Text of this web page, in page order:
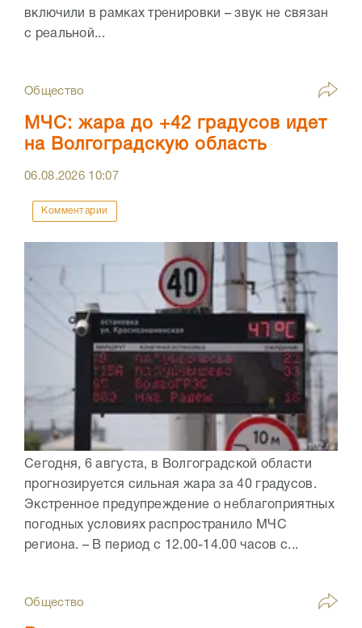
включили в рамках тренировки – звук не связан
с реальной...
Общество
МЧС: жара до +42 градусов идет
на Волгоградскую область
06.08.2026 10:07
Комментарии
Сегодня, 6 августа, в Волгоградской области
прогнозируется сильная жара за 40 градусов.
Экстренное предупреждение о неблагоприятных
погодных условиях распространило МЧС
региона. – В период с 12.00-14.00 часов с...
Общество